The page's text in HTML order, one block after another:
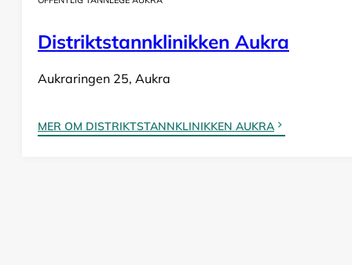
Distriktstannklinikken Aukra
Aukraringen 25, Aukra
MER OM DISTRIKTSTANNKLINIKKEN AUKRA